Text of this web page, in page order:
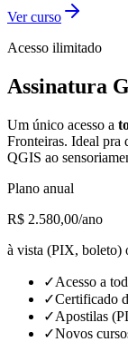
Ver curso
Acesso ilimitado
Assinatura
Um único acesso a
Fronteiras. Ideal pra
QGIS ao
Plano anual
R$ 2.580,00/ano
à vista (PIX, boleto)
✓Acesso a
✓Certificado
✓Apostilas
✓Novos